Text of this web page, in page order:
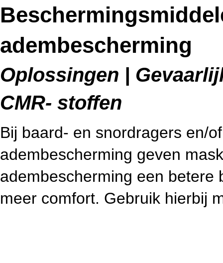
adembescherming
Oplossingen |
CMR- stoffen
Bij baard- en snordragers en/
adembescherming geven
adembescherming een betere
meer comfort. Gebruik hierbij